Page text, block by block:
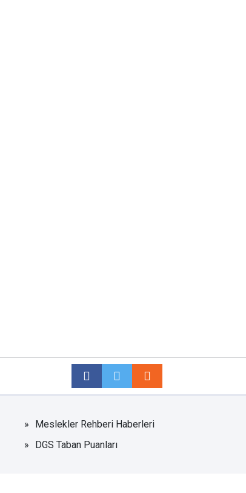
Meslekler Rehberi Haberleri
DGS Taban Puanları